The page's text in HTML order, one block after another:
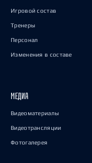
Игровой состав
Тренеры
Персонал
Изменения в составе
МЕДИА
Видеоматериалы
Видеотрансляции
Фотогалерея